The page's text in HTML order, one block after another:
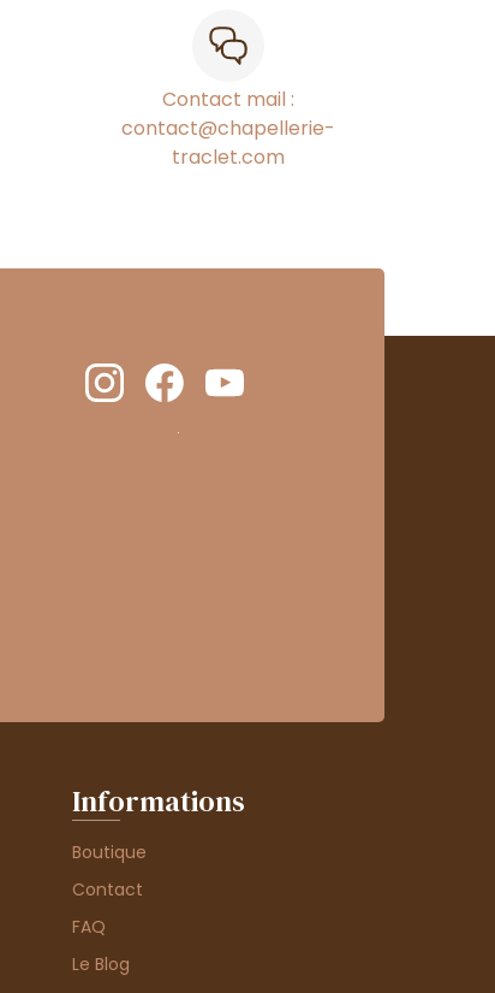
Contact mail :
contact@chapellerie-
traclet.com
.
Informations
Boutique
Contact
FAQ
Le Blog